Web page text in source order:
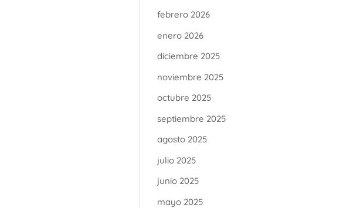
febrero 2026
enero 2026
diciembre 2025
noviembre 2025
octubre 2025
septiembre 2025
agosto 2025
julio 2025
junio 2025
mayo 2025